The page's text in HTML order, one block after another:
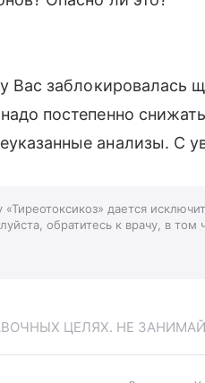
Вас заблокировалась
постепенно
анализы. С
дается
обратитесь к врачу, в том
ЦЕЛЯХ. НЕ